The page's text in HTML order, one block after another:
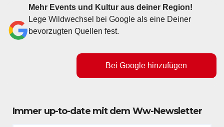
Mehr Events und Kultur aus deiner Region!
Lege Wildwechsel bei Google als eine Deiner
bevorzugten Quellen fest.
Bei Google hinzufügen
Immer up-to-date mit dem Ww-Newsletter